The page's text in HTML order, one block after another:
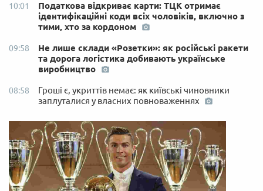
10:01
Податкова відкриває карти: ТЦК отримає
ідентифікаційні коди всіх чоловіків, включно з
тими, хто за кордоном
09:58
Не лише склади «Розетки»: як російські ракети
та дорога логістика добивають українське
виробництво
08:58
Гроші є, укриттів немає: як київські чиновники
заплуталися у власних повноваженнях